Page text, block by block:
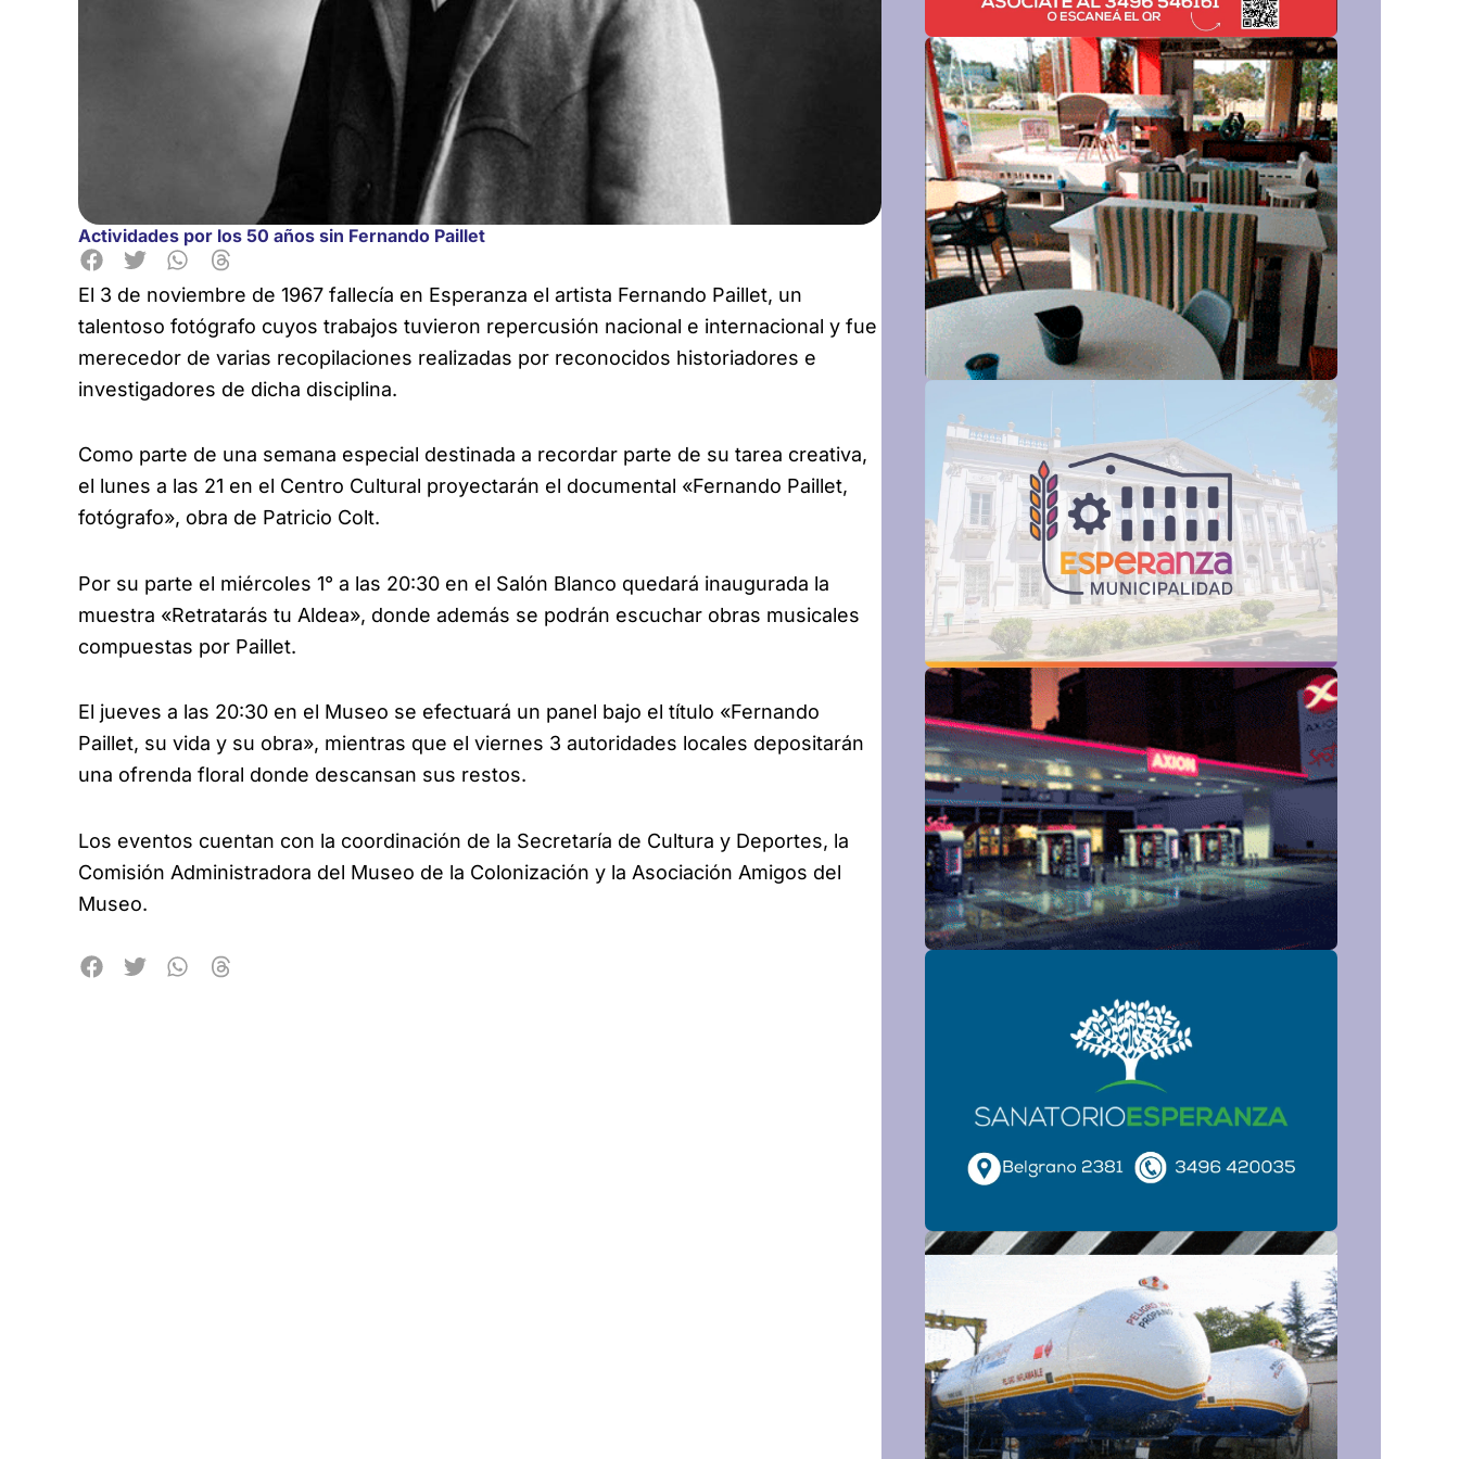
Actividades por los 50 años sin Fernando Paillet
El 3 de noviembre de 1967 fallecía en Esperanza el artista Fernando Paillet, un
talentoso fotógrafo cuyos trabajos tuvieron repercusión nacional e internacional y fue
merecedor de varias recopilaciones realizadas por reconocidos historiadores e
investigadores de dicha disciplina.
Como parte de una semana especial destinada a recordar parte de su tarea creativa,
el lunes a las 21 en el Centro Cultural proyectarán el documental «Fernando Paillet,
fotógrafo», obra de Patricio Colt.
Por su parte el miércoles 1° a las 20:30 en el Salón Blanco quedará inaugurada la
muestra «Retratarás tu Aldea», donde además se podrán escuchar obras musicales
compuestas por Paillet.
El jueves a las 20:30 en el Museo se efectuará un panel bajo el título «Fernando
Paillet, su vida y su obra», mientras que el viernes 3 autoridades locales depositarán
una ofrenda floral donde descansan sus restos.
Los eventos cuentan con la coordinación de la Secretaría de Cultura y Deportes, la
Comisión Administradora del Museo de la Colonización y la Asociación Amigos del
Museo.